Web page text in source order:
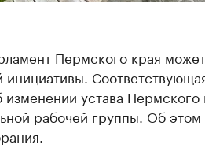
Пермского края
инициативы.
изменении устава
рабочей группы. Об